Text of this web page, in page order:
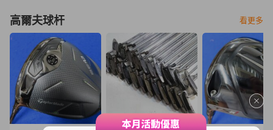
高爾夫球杆 看更多